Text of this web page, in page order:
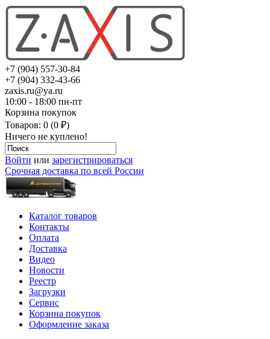
+7 (904) 557-30-84
+7 (904) 332-43-66
zaxis.ru@ya.ru
10:00 - 18:00 пн-пт
Корзина покупок
Товаров: 0 (0 ₽)
Ничего не куплено!
Войти или зарегистрироваться
Срочная доставка по всей России
Каталог товаров
Контакты
Оплата
Доставка
Видео
Новости
Реестр
Загрузки
Сервис
Корзина покупок
Оформление заказа